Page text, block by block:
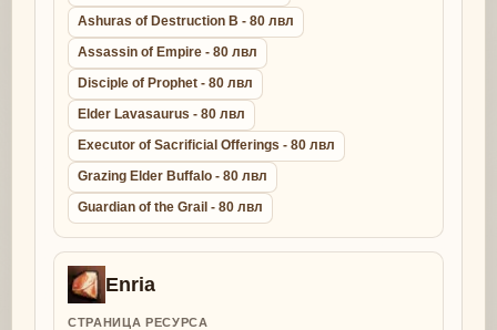
Ashuras of Destruction B - 80 лвл
Assassin of Empire - 80 лвл
Disciple of Prophet - 80 лвл
Elder Lavasaurus - 80 лвл
Executor of Sacrificial Offerings - 80 лвл
Grazing Elder Buffalo - 80 лвл
Guardian of the Grail - 80 лвл
Enria
СТРАНИЦА РЕСУРСА